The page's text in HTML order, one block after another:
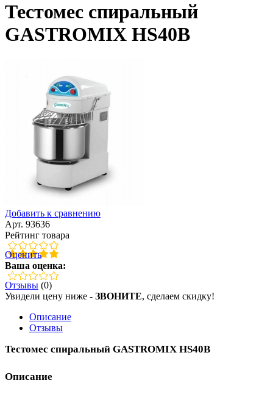
Тестомес спиральный
GASTROMIX HS40B
Добавить к сравнению
Арт. 93636
Рейтинг товара
Оценить
Ваша оценка:
Отзывы (0)
Увидели цену ниже - ЗВОНИТЕ, сделаем скидку!
Описание
Отзывы
Тестомес спиральный GASTROMIX HS40B
Описание